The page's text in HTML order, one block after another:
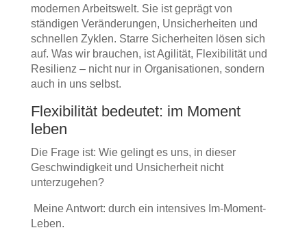
modernen Arbeitswelt. Sie ist geprägt von
ständigen Veränderungen, Unsicherheiten und
schnellen Zyklen. Starre Sicherheiten lösen sich
auf. Was wir brauchen, ist Agilität, Flexibilität und
Resilienz – nicht nur in Organisationen, sondern
auch in uns selbst.
Flexibilität bedeutet: im Moment
leben
Die Frage ist: Wie gelingt es uns, in dieser
Geschwindigkeit und Unsicherheit nicht
unterzugehen?
Meine Antwort: durch ein intensives Im-Moment-
Leben.